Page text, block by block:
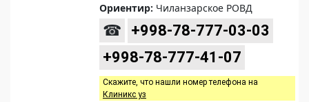
Ориентир: Чиланзарское РОВД
☎
+998-78-777-03-03
+998-78-777-41-07
Скажите, что нашли номер телефона на
Клиникс уз